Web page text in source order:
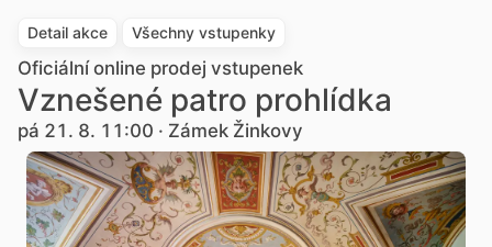
Detail akce Všechny vstupenky
Oficiální online prodej vstupenek
Vznešené patro prohlídka
pá 21. 8. 11:00 · Zámek Žinkovy